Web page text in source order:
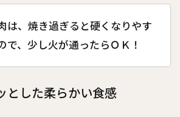
は、焼き過ぎると硬くなりやす
で、少し火が通ったらＯＫ！
とした柔らかい食感